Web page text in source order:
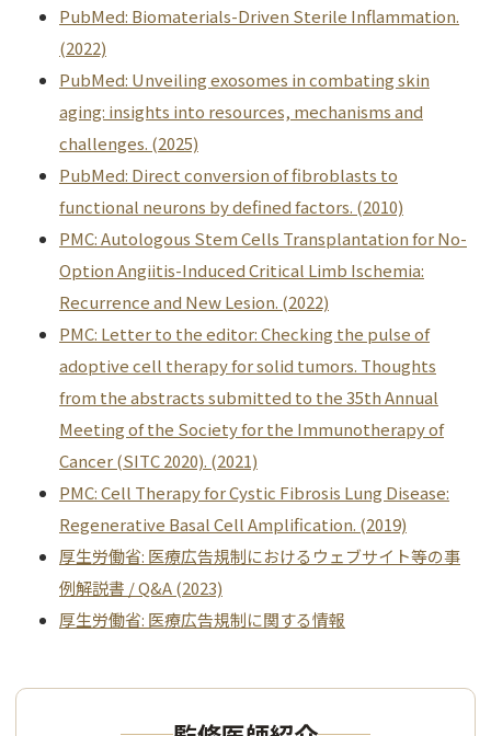
PubMed: Biomaterials-Driven Sterile Inflammation.
(2022)
PubMed: Unveiling exosomes in combating skin
aging: insights into resources, mechanisms and
challenges. (2025)
PubMed: Direct conversion of fibroblasts to
functional neurons by defined factors. (2010)
PMC: Autologous Stem Cells Transplantation for No-
Option Angiitis-Induced Critical Limb Ischemia:
Recurrence and New Lesion. (2022)
PMC: Letter to the editor: Checking the pulse of
adoptive cell therapy for solid tumors. Thoughts
from the abstracts submitted to the 35th Annual
Meeting of the Society for the Immunotherapy of
Cancer (SITC 2020). (2021)
PMC: Cell Therapy for Cystic Fibrosis Lung Disease:
Regenerative Basal Cell Amplification. (2019)
厚生労働省: 医療広告規制におけるウェブサイト等の事
例解説書 / Q&A (2023)
厚生労働省: 医療広告規制に関する情報